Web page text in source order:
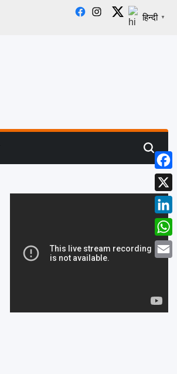
Facebook
Instagram
X हिन्दी ▼
Search
X